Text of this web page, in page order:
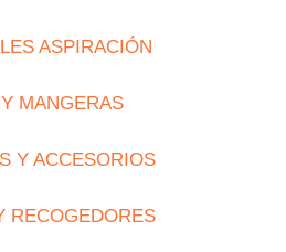
ASPIRACIÓN
MANGERAS
Y ACCESORIOS
RECOGEDORES